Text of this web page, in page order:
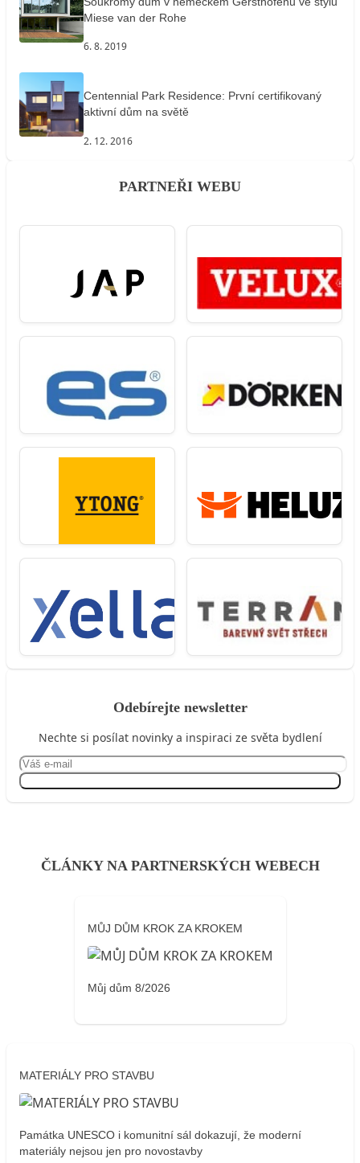
Miese van der Rohe
6. 8. 2019
Centennial Park Residence: První certifikovaný
aktivní dům na světě
2. 12. 2016
PARTNEŘI WEBU
Odebírejte newsletter
Nechte si posílat novinky a inspiraci ze světa bydlení
ČLÁNKY NA PARTNERSKÝCH WEBECH
MŮJ DŮM KROK ZA KROKEM
Můj dům 8/2026
MATERIÁLY PRO STAVBU
Památka UNESCO i komunitní sál dokazují, že moderní
materiály nejsou jen pro novostavby